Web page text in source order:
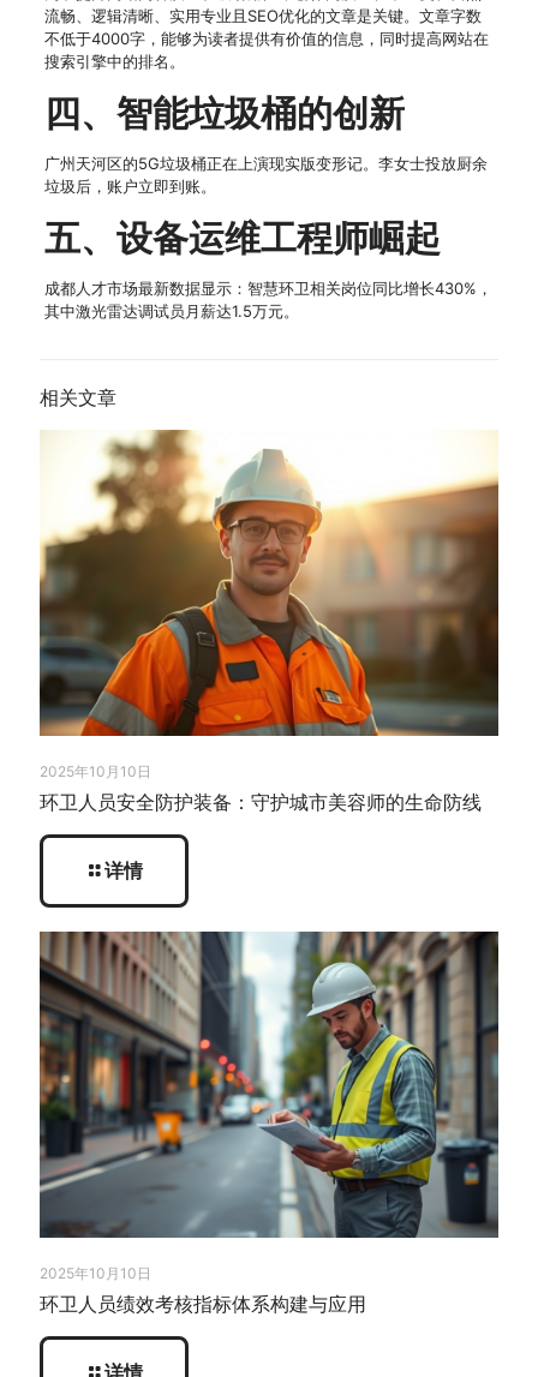
流畅、逻辑清晰、实用专业且SEO优化的文章是关键。文章字数
不低于4000字，能够为读者提供有价值的信息，同时提高网站在
搜索引擎中的排名。
四、智能垃圾桶的创新
广州天河区的5G垃圾桶正在上演现实版变形记。李女士投放厨余
垃圾后，账户立即到账。
五、设备运维工程师崛起
成都人才市场最新数据显示：智慧环卫相关岗位同比增长430%，
其中激光雷达调试员月薪达1.5万元。
相关文章
2025年10月10日
环卫人员安全防护装备：守护城市美容师的生命防线
详情
2025年10月10日
环卫人员绩效考核指标体系构建与应用
详情